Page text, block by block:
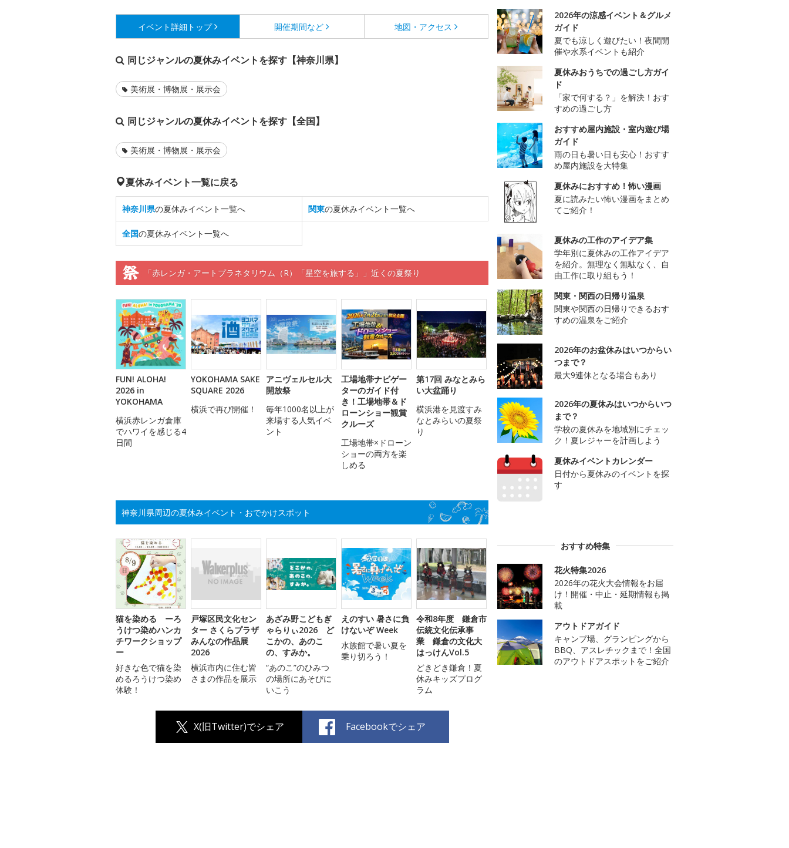
イベント詳細 トップ 開催期間など 地図・アクセス
同じジャンルの夏休みイベントを探す【神奈川県】
美術展・博物展・展示会
同じジャンルの夏休みイベントを探す【全国】
美術展・博物展・展示会
夏休みイベント一覧に戻る
神奈川県の夏休みイベント一覧へ 関東の夏休みイベント一覧へ
全国の夏休みイベント一覧へ
「赤レンガ・アートプラネタリウム（R）「星空を旅する」」近くの夏祭り
FUN! ALOHA!
2026 in
YOKOHAMA
横浜赤レンガ倉庫
でハワイを感じる4
日間
YOKOHAMA SAKE
SQUARE 2026
横浜で再び開催！
アニヴェルセル大
開放祭
毎年1000名以上が
来場する人気イベ
ント
工場地帯ナビゲー
ターのガイド付
き！工場地帯＆ド
ローンショー観賞
クルーズ
工場地帯×ドローン
ショーの両方を楽
しめる
第17回 みなとみら
い大盆踊り
横浜港を見渡すみ
なとみらいの夏祭
り
神奈川県周辺の夏休みイベント・おでかけスポット
猫を染める ーろ
うけつ染めハンカ
チワークショップ
ー
好きな色で猫を染
めるろうけつ染め
体験！
戸塚区民文化セン
ター さくらプラザ
みんなの作品展
2026
横浜市内に住む皆
さまの作品を展示
あざみ野こどもぎ
ゃらりぃ2026 ど
こかの、あのこ
の、すみか。
“あのこ”のひみつ
の場所にあそびに
いこう
えのすい 暑さに負
けないぞ Week
水族館で暑い夏を
乗り切ろう！
令和8年度 鎌倉市
伝統文化伝承事
業 鎌倉の文化大
はっけんVol.5
どきどき鎌倉！夏
休みキッズプログ
ラム
X(旧Twitter)でシェア Facebookでシェア
2026年の涼感イベント＆グルメ
ガイド
夏でも涼しく遊びたい！夜間開
催や水系イベントも紹介
夏休みおうちでの過ごし方ガイ
ド
「家で何する？」を解決！おす
すめの過ごし方
おすすめ屋内施設・室内遊び場
ガイド
雨の日も暑い日も安心！おすす
め屋内施設を大特集
夏休みにおすすめ！怖い漫画
夏に読みたい怖い漫画をまとめ
てご紹介！
夏休みの工作のアイデア集
学年別に夏休みの工作アイデア
を紹介。無理なく無駄なく、自
由工作に取り組もう！
関東・関西の日帰り温泉
関東や関西の日帰りできるおす
すめの温泉をご紹介
2026年のお盆休みはいつからい
つまで？
最大9連休となる場合もあり
2026年の夏休みはいつからいつ
まで？
学校の夏休みを地域別にチェッ
ク！夏レジャーを計画しよう
夏休みイベントカレンダー
日付から夏休みのイベントを探
す
おすすめ特集
花火特集2026
2026年の花火大会情報をお届
け！開催・中止・延期情報も掲
載
アウトドアガイド
キャンプ場、グランピングから
BBQ、アスレチックまで！全国
のアウトドアスポットをご紹介